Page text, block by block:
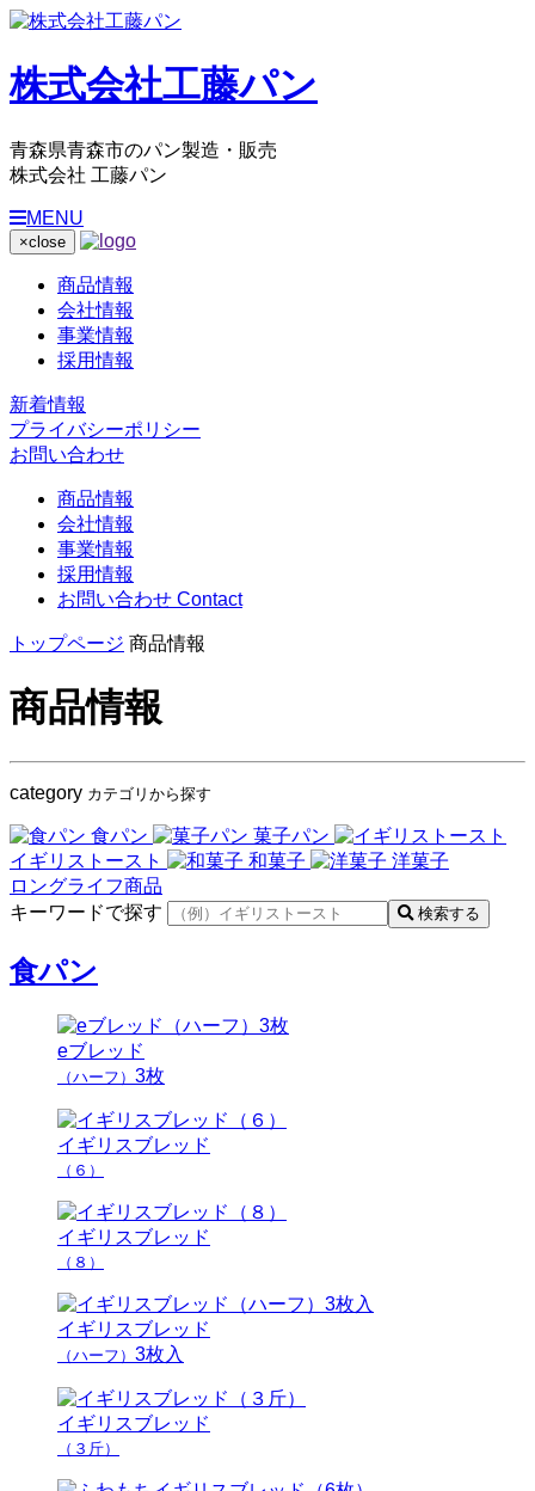
株式会社工藤パン
青森県青森市のパン製造・販売
株式会社 工藤パン
MENU
×close
商品情報
会社情報
事業情報
採用情報
新着情報
プライバシーポリシー
お問い合わせ
商品情報
会社情報
事業情報
採用情報
お問い合わせ Contact
トップページ 商品情報
商品情報
category カテゴリから探す
食パン
菓子パン
イギリストースト
和菓子
洋菓子
ロングライフ商品
キーワードで探す
検索する
食パン
eブレッド
（ハーフ） 3枚
イギリスブレッド
（６）
イギリスブレッド
（８）
イギリスブレッド
（ハーフ） 3枚入
イギリスブレッド
（３斤）